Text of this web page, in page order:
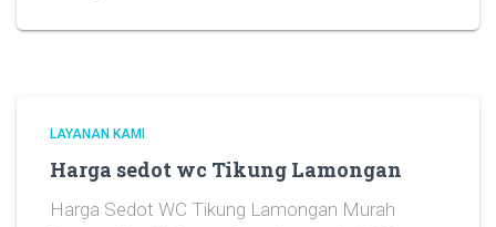
LAYANAN KAMI
Harga sedot wc Tikung Lamongan
Harga Sedot WC Tikung Lamongan Murah